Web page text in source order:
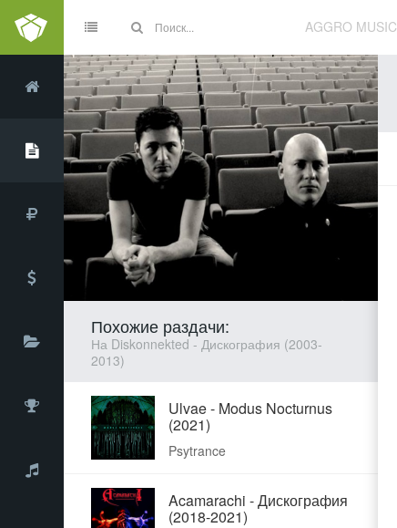
AGGRO MUSIC
Похожие раздачи:
На Diskonnekted - Дискография (2003-
2013)
Ulvae - Modus Nocturnus
(2021)
Psytrance
Acamarachi - Дискография
(2018-2021)